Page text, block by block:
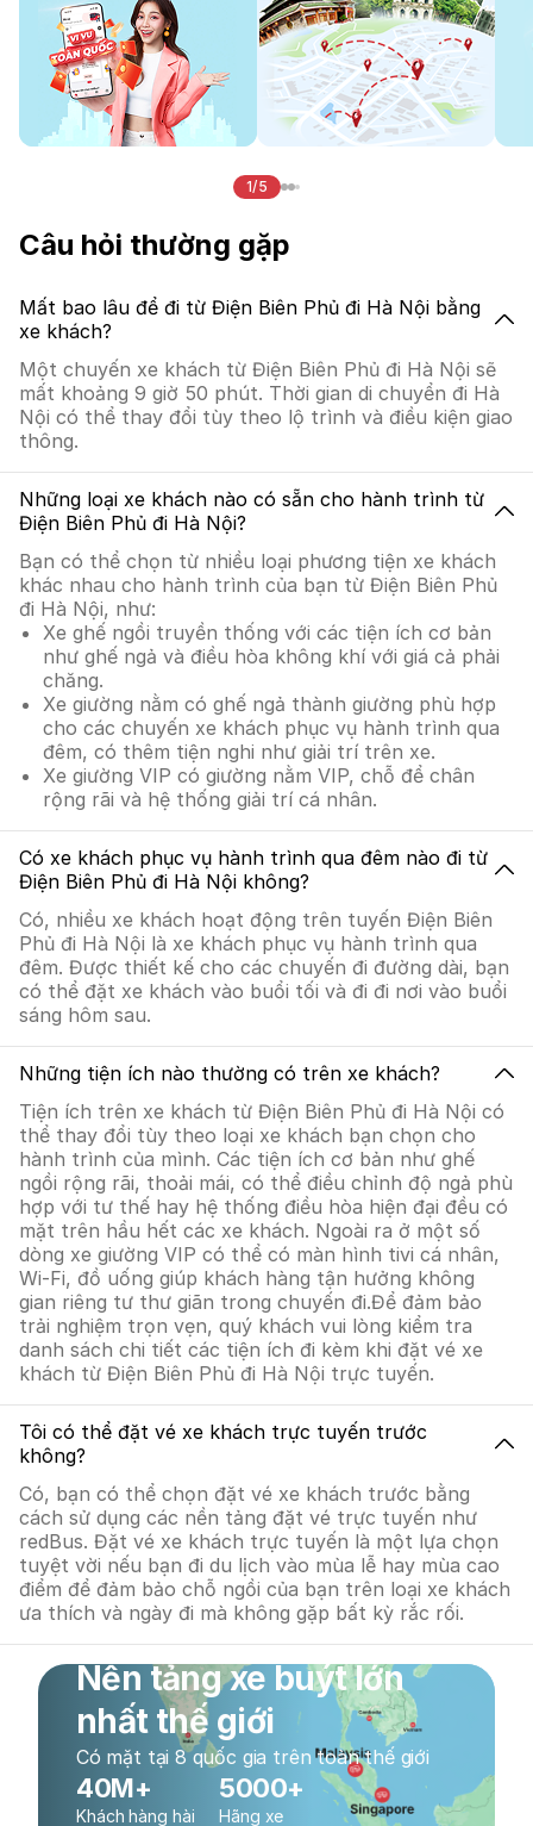
1/5
Câu hỏi thường gặp
Mất bao lâu để đi từ Điện Biên Phủ đi Hà Nội bằng
xe khách?
Một chuyến xe khách từ Điện Biên Phủ đi Hà Nội sẽ
mất khoảng 9 giờ 50 phút. Thời gian di chuyển đi Hà
Nội có thể thay đổi tùy theo lộ trình và điều kiện giao
thông.
Những loại xe khách nào có sẵn cho hành trình từ
Điện Biên Phủ đi Hà Nội?
Bạn có thể chọn từ nhiều loại phương tiện xe khách
khác nhau cho hành trình của bạn từ Điện Biên Phủ
đi Hà Nội, như:
Xe ghế ngồi truyền thống với các tiện ích cơ bản
như ghế ngả và điều hòa không khí với giá cả phải
chăng.
Xe giường nằm có ghế ngả thành giường phù hợp
cho các chuyến xe khách phục vụ hành trình qua
đêm, có thêm tiện nghi như giải trí trên xe.
Xe giường VIP có giường nằm VIP, chỗ để chân
rộng rãi và hệ thống giải trí cá nhân.
Có xe khách phục vụ hành trình qua đêm nào đi từ
Điện Biên Phủ đi Hà Nội không?
Có, nhiều xe khách hoạt động trên tuyến Điện Biên
Phủ đi Hà Nội là xe khách phục vụ hành trình qua
đêm. Được thiết kế cho các chuyến đi đường dài, bạn
có thể đặt xe khách vào buổi tối và đi đi nơi vào buổi
sáng hôm sau.
Những tiện ích nào thường có trên xe khách?
Tiện ích trên xe khách từ Điện Biên Phủ đi Hà Nội có
thể thay đổi tùy theo loại xe khách bạn chọn cho
hành trình của mình. Các tiện ích cơ bản như ghế
ngồi rộng rãi, thoải mái, có thể điều chỉnh độ ngả phù
hợp với tư thế hay hệ thống điều hòa hiện đại đều có
mặt trên hầu hết các xe khách. Ngoài ra ở một số
dòng xe giường VIP có thể có màn hình tivi cá nhân,
Wi-Fi, đồ uống giúp khách hàng tận hưởng không
gian riêng tư thư giãn trong chuyến đi.Để đảm bảo
trải nghiệm trọn vẹn, quý khách vui lòng kiểm tra
danh sách chi tiết các tiện ích đi kèm khi đặt vé xe
khách từ Điện Biên Phủ đi Hà Nội trực tuyến.
Tôi có thể đặt vé xe khách trực tuyến trước
không?
Có, bạn có thể chọn đặt vé xe khách trước bằng
cách sử dụng các nền tảng đặt vé trực tuyến như
redBus. Đặt vé xe khách trực tuyến là một lựa chọn
tuyệt vời nếu bạn đi du lịch vào mùa lễ hay mùa cao
điểm để đảm bảo chỗ ngồi của bạn trên loại xe khách
ưa thích và ngày đi mà không gặp bất kỳ rắc rối.
Nền tảng xe buýt lớn
nhất thế giới
Có mặt tại 8 quốc gia trên toàn thế giới
40M+
Khách hàng hài
5000+
Hãng xe